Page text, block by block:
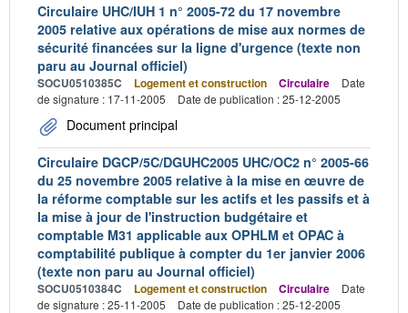
Circulaire UHC/IUH 1 n° 2005-72 du 17 novembre
2005 relative aux opérations de mise aux normes de
sécurité financées sur la ligne d'urgence (texte non
paru au Journal officiel)
SOCU0510385C Logement et construction Circulaire
Date
de signature : 17-11-2005
Date de publication : 25-12-2005
Document principal
Circulaire DGCP/5C/DGUHC2005 UHC/OC2 n° 2005-66
du 25 novembre 2005 relative à la mise en œuvre de
la réforme comptable sur les actifs et les passifs et à
la mise à jour de l'instruction budgétaire et
comptable M31 applicable aux OPHLM et OPAC à
comptabilité publique à compter du 1er janvier 2006
(texte non paru au Journal officiel)
SOCU0510384C Logement et construction Circulaire
Date
de signature : 25-11-2005
Date de publication : 25-12-2005